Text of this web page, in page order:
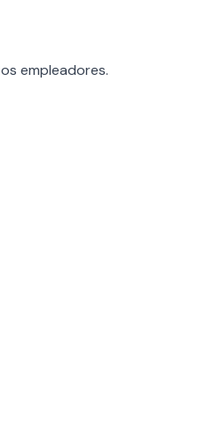
empleadores.